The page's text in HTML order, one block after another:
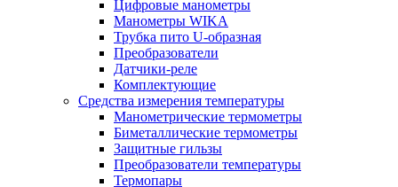
Цифровые манометры
Манометры WIKA
Трубка пито U-образная
Преобразователи
Датчики-реле
Комплектующие
Средства измерения температуры
Манометрические термометры
Биметаллические термометры
Защитные гильзы
Преобразователи температуры
Термопары